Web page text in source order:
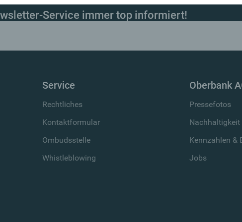
Service immer top informiert!
Service
Rechtliches
Kontaktformular
Ombudsstelle
Whistleblowing
Oberbank
Pressefotos
Nachhaltigkeit
Kennzahlen &
Jobs